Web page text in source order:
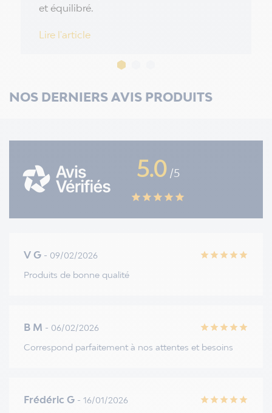
et équilibré.
Lire l'article
NOS DERNIERS AVIS PRODUITS
5.0 /5
star star star star star
V G - 09/02/2026 star star star star star
Produits de bonne qualité
B M - 06/02/2026 star star star star star
Correspond parfaitement à nos attentes et besoins
Frédéric G - 16/01/2026 star star star star star